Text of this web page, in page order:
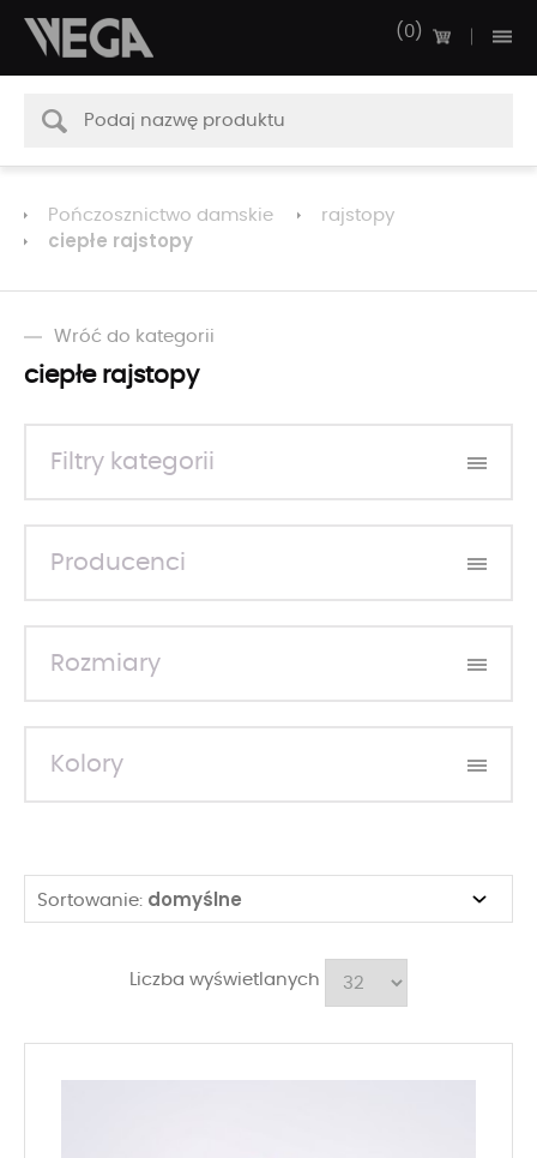
0
Pończosznictwo damskie rajstopy
ciepłe rajstopy
Wróć do kategorii
ciepłe rajstopy
Filtry kategorii
Producenci
Rozmiary
Kolory
Sortowanie: domyślne
Liczba wyświetlanych